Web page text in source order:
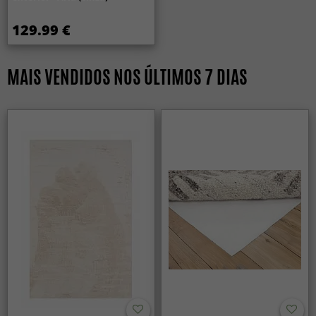
129.99 €
MAIS VENDIDOS NOS ÚLTIMOS 7 DIAS